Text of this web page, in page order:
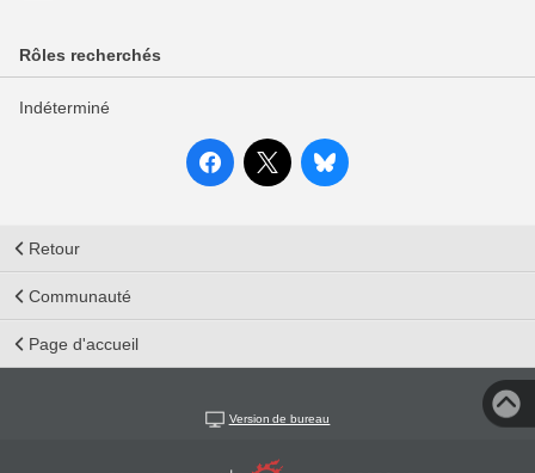
Rôles recherchés
Indéterminé
Retour
Communauté
Page d'accueil
Version de bureau